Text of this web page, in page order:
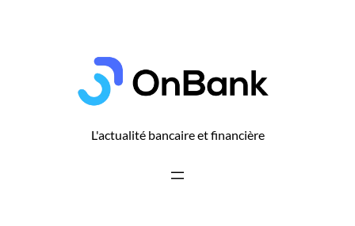
L'actualité bancaire et financière